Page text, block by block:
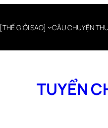
[THẾ GIỚI SAO] CÂU CHUYỆN
TUYỂN